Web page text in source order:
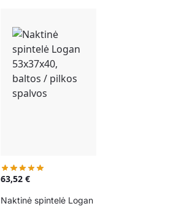
63,52 €
Naktinė spintelė Logan